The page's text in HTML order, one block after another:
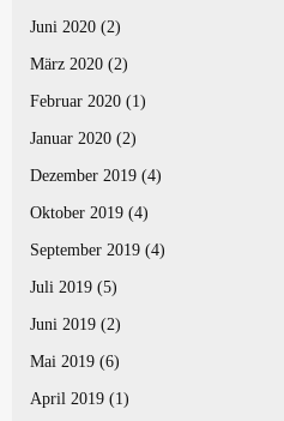
Juni 2020 (2)
März 2020 (2)
Februar 2020 (1)
Januar 2020 (2)
Dezember 2019 (4)
Oktober 2019 (4)
September 2019 (4)
Juli 2019 (5)
Juni 2019 (2)
Mai 2019 (6)
April 2019 (1)